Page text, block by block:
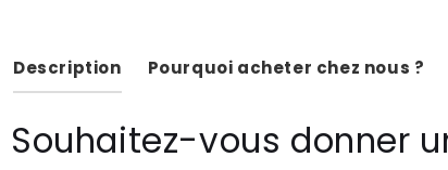
Description Pourquoi acheter chez nous ?
Souhaitez-vous donner